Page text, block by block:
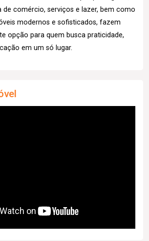
de comércio, serviços e lazer, bem como
modernos e sofisticados, fazem
opção para quem busca praticidade,
em um só lugar.